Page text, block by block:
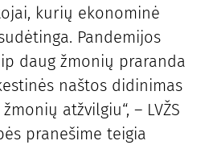
kurių ekonominė
Pandemijos
daug žmonių praranda
naštos didinimas
atžvilgiu“, – LVŽS
pranešime teigia